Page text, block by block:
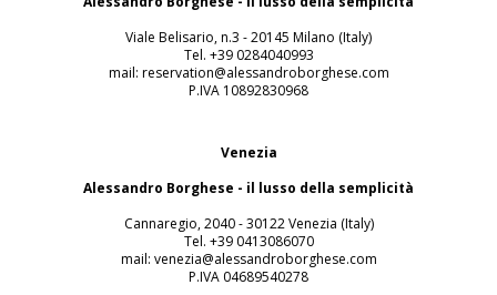
Viale Belisario, n.3 - 20145 Milano (Italy)
Tel. +39 0284040993
mail: reservation@alessandroborghese.com
P.IVA 10892830968
Venezia
Alessandro Borghese - il lusso della semplicità
Cannaregio, 2040 - 30122 Venezia (Italy)
Tel. +39 0413086070
mail: venezia@alessandroborghese.com
P.IVA 04689540278